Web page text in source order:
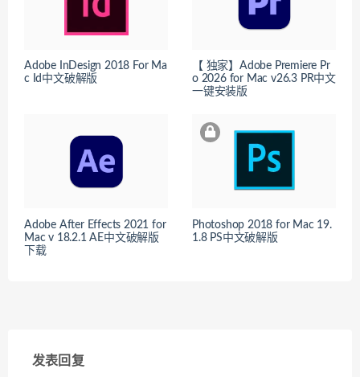
Adobe InDesign 2018 For Ma
c Id中文破解版
【 独家】Adobe Premiere Pr
o 2026 for Mac v26.3 PR中文
一键安装版
Adobe After Effects 2021 for
Mac v 18.2.1 AE中文破解版
下载
Photoshop 2018 for Mac 19.
1.8 PS中文破解版
发表回复